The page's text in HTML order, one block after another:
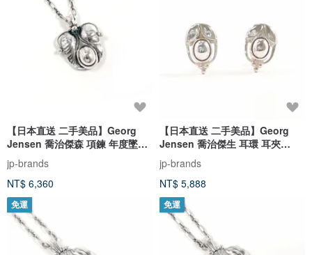
【日本直送 二手美品】Georg
Jensen 喬治傑森 項鍊 年度墜飾
1994 傳承系列 銀 925
jp-brands
NT$ 6,360
【日本直送 二手美品】Georg
Jensen 喬治傑生 耳環 耳夾
2003 傳承系列 銀 925
jp-brands
NT$ 5,888
免運 免運